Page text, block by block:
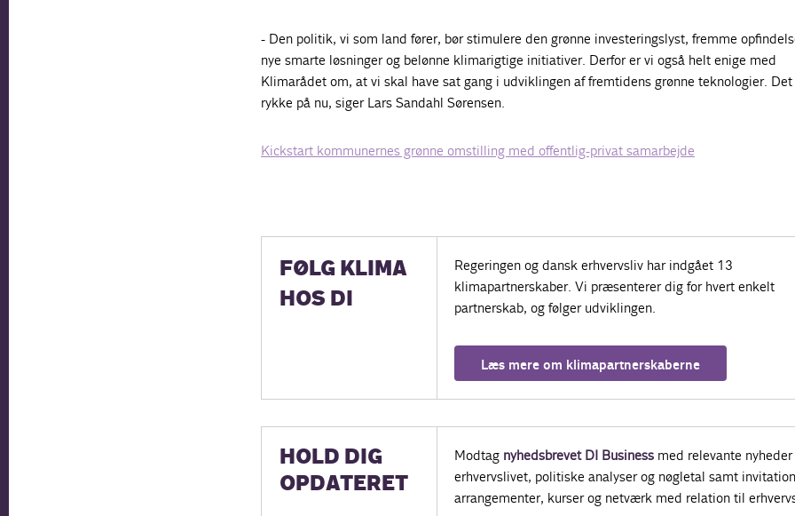
- Den politik, vi som land fører, bør stimulere den grønne investeringslyst, fremme
nye smarte løsninger og belønne klimarigtige initiativer. Derfor er vi også helt enige med
Klimarådet om, at vi skal have sat gang i udviklingen af fremtidens grønne teknologier.
rykke på nu, siger Lars Sandahl Sørensen.
Kickstart kommunernes grønne omstilling med offentlig-privat samarbejde
FØLG KLIMA
HOS DI
Regeringen og dansk erhvervsliv har indgået 13
klimapartnerskaber. Vi præsenterer dig for hvert enkelt
partnerskab, og følger udviklingen.
Læs mere om klimapartnerskaberne
HOLD DIG
OPDATERET
Modtag nyhedsbrevet DI Businessmed relevante nyheder
erhvervslivet, politiske analyser og nøgletal samt
arrangementer, kurser og netværk med relation til